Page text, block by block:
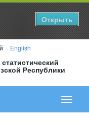
Открыть
English
Республики
меню